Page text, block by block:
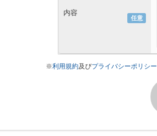
任意
内容
※利用規約及びプライバシーポリシー